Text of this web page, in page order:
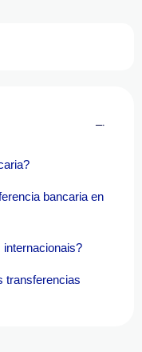
bancaria en
transferencias